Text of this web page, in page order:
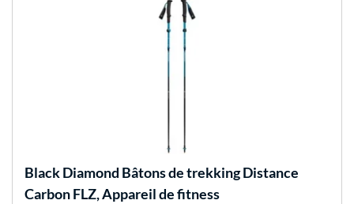
Black Diamond Bâtons de trekking Distance
Carbon FLZ, Appareil de fitness